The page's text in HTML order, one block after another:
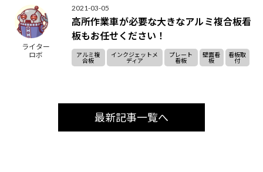
ライター
ロボ
2021-03-05
高所作業車が必要な大きなアルミ複合板看
板もお任せください！
アルミ複
合板
インクジェットメ
ディア
プレート
看板
壁面看
板
看板取
付
最新記事一覧へ